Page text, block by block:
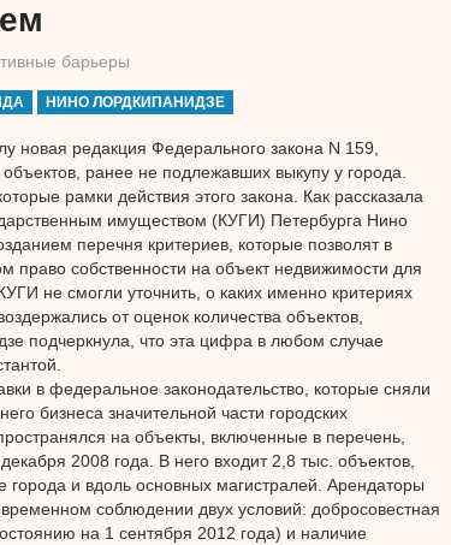
барьеры
НИНО ЛОРДКИПАНИДЗЕ
новая редакция Федерального закона N 159,
ранее не подлежавших выкупу у города.
рамки действия этого закона. Как рассказала
имуществом (КУГИ) Петербурга Нино
перечня критериев, которые позволят в
право собственности на объект недвижимости для
не смогли уточнить, о каких именно критериях
от оценок количества объектов,
подчеркнула, что эта цифра в любом случае
в федеральное законодательство, которые сняли
бизнеса значительной части городских
на объекты, включенные в перечень,
2008 года. В него входит 2,8 тыс. объектов,
и вдоль основных магистралей. Арендаторы
соблюдении двух условий: добросовестная
на 1 сентября 2012 года) и наличие